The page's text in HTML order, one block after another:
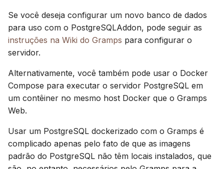
u
i
s
a
Problemas
Se você deseja configurar um novo banco de dados
para uso com o PostgreSQLAddon, pode seguir as
instruções na Wiki do Gramps para configurar o
servidor.
Alternativamente, você também pode usar o Docker
Compose para executar o servidor PostgreSQL em
um contêiner no mesmo host Docker que o Gramps
Web.
Usar um PostgreSQL dockerizado com o Gramps é
complicado apenas pelo fato de que as imagens
padrão do PostgreSQL não têm locais instalados, que